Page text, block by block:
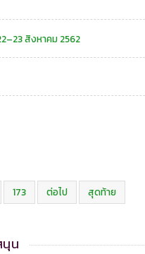
สิงหาคม 2562
173 ต่อไป สุดท้าย
น